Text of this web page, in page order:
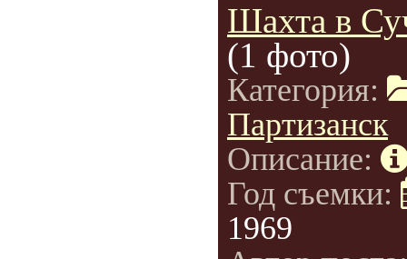
Шахта в
(1 фото)
Категория:
Партизанск
Описание:
Год съемки:
1969